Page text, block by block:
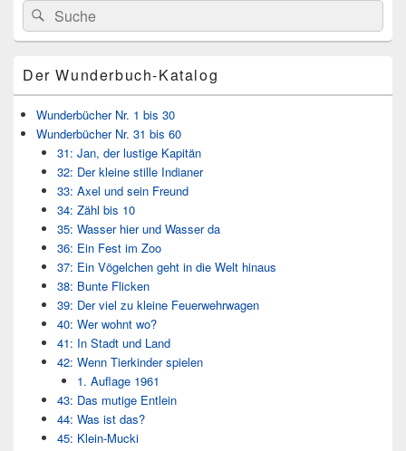
Seitenleisten
Widget-
Bereich
Search
for:
Suche
Der Wunderbuch-Katalog
Wunderbücher Nr. 1 bis 30
Wunderbücher Nr. 31 bis 60
31: Jan, der lustige Kapitän
32: Der kleine stille Indianer
33: Axel und sein Freund
34: Zähl bis 10
35: Wasser hier und Wasser da
36: Ein Fest im Zoo
37: Ein Vögelchen geht in die Welt hinaus
38: Bunte Flicken
39: Der viel zu kleine Feuerwehrwagen
40: Wer wohnt wo?
41: In Stadt und Land
42: Wenn Tierkinder spielen
1. Auflage 1961
43: Das mutige Entlein
44: Was ist das?
45: Klein-Mucki